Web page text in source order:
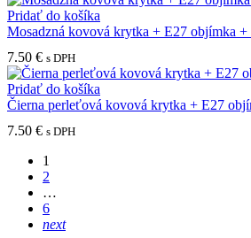
Pridať do košíka
Mosadzná kovová krytka + E27 objímka +
7.50 € s DPH
Pridať do košíka
Čierna perleťová kovová krytka + E27
7.50 € s DPH
1
2
…
6
next